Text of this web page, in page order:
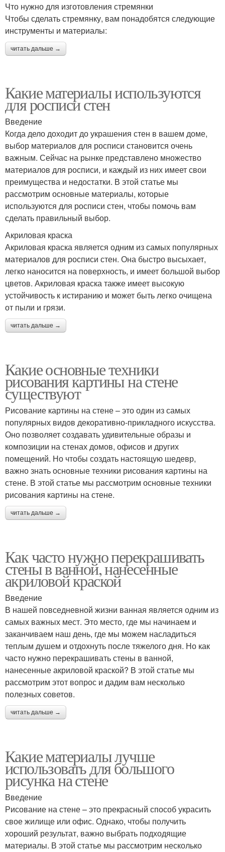
Что нужно для изготовления стремянки
Чтобы сделать стремянку, вам понадобятся следующие
инструменты и материалы:
читать дальше →
Какие материалы используются
для росписи стен
Введение
Когда дело доходит до украшения стен в вашем доме,
выбор материалов для росписи становится очень
важным. Сейчас на рынке представлено множество
материалов для росписи, и каждый из них имеет свои
преимущества и недостатки. В этой статье мы
рассмотрим основные материалы, которые
используются для росписи стен, чтобы помочь вам
сделать правильный выбор.
Акриловая краска
Акриловая краска является одним из самых популярных
материалов для росписи стен. Она быстро высыхает,
легко наносится на поверхность, и имеет большой выбор
цветов. Акриловая краска также имеет высокую
устойчивость к истиранию и может быть легко очищена
от пыли и грязи.
читать дальше →
Какие основные техники
рисования картины на стене
существуют
Рисование картины на стене – это один из самых
популярных видов декоративно-прикладного искусства.
Оно позволяет создавать удивительные образы и
композиции на стенах домов, офисов и других
помещений. Но чтобы создать настоящую шедевр,
важно знать основные техники рисования картины на
стене. В этой статье мы рассмотрим основные техники
рисования картины на стене.
читать дальше →
Как часто нужно перекрашивать
стены в ванной, нанесенные
акриловой краской
Введение
В нашей повседневной жизни ванная является одним из
самых важных мест. Это место, где мы начинаем и
заканчиваем наш день, где мы можем насладиться
теплым душем и отдохнуть после тяжелого дня. Но как
часто нужно перекрашивать стены в ванной,
нанесенные акриловой краской? В этой статье мы
рассмотрим этот вопрос и дадим вам несколько
полезных советов.
читать дальше →
Какие материалы лучше
использовать для большого
рисунка на стене
Введение
Рисование на стене – это прекрасный способ украсить
свое жилище или офис. Однако, чтобы получить
хороший результат, важно выбрать подходящие
материалы. В этой статье мы рассмотрим несколько